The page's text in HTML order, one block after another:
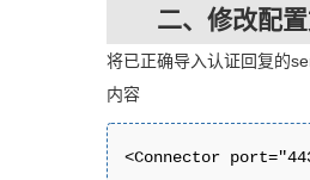
二、修改配
将已正确导入认证回复的
内容
<Connector